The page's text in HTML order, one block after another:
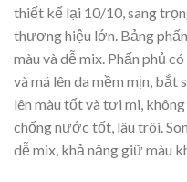
thiết kế lại 10/10, sang
thương hiệu lớn. Bảng
màu và dễ mix. Phấn phủ
và má lên da mềm mịn, bắt
lên màu tốt và tơi mi,
chống nước tốt, lâu trôi.
dễ mix, khả năng giữ màu